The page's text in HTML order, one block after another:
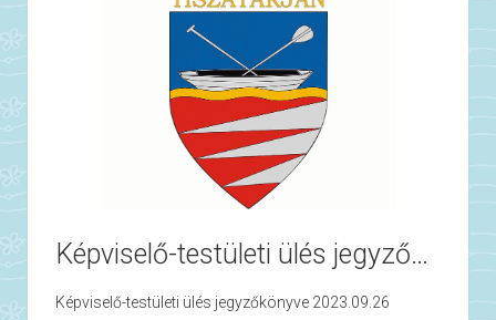
Képviselő-testületi ülés jegyzőkönyve 2023.09.26
Képviselő-testületi ülés jegyzőkönyve 2023.09.26